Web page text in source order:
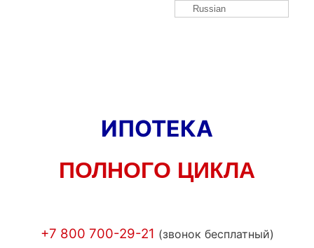
ИПОТЕКА
ПОЛНОГО ЦИКЛА
+7 800 700-29-21 (звонок бесплатный)
Russian